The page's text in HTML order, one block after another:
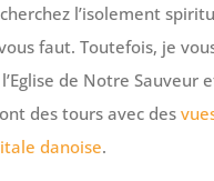
l’isolement
faut. Toutefois, je
l’Eglise de Notre Sauveur
des tours avec des
danoise.